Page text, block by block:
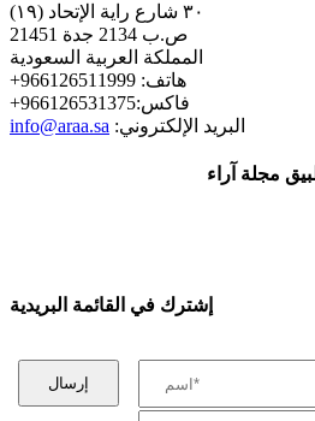
٣٠ شارع راية الإتحاد (١٩)
ص.ب 2134 جدة 21451
المملكة العربية السعودية
+هاتف: 966126511999
+فاكس:966126531375
info@araa.sa :البريد الإلكتروني
مجلة آراء
إشترك في القائمة البريدية